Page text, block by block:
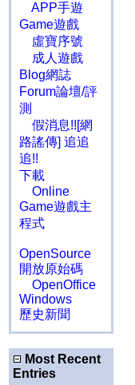
APP手遊
Game遊戲
虛寶序號
成人遊戲
Blog網誌
Forum論壇/評
測
假消息!![網
路謠傳] 追追
追!!
下載
Online
Game遊戲主
程式
OpenSource
開放原始碼
OpenOffice
Windows
歷史新聞
Most Recent
Entries